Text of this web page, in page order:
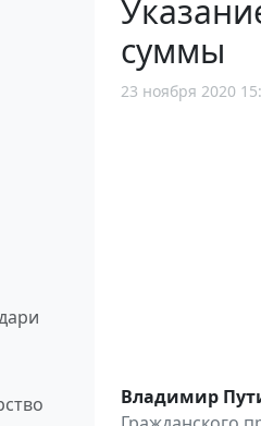
суммы
23 ноября 2020
Владимир